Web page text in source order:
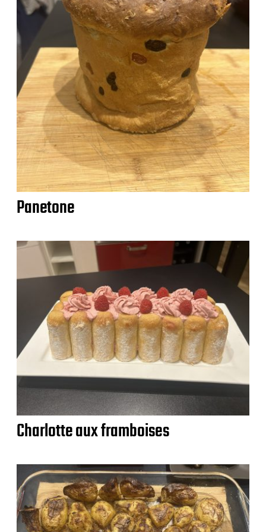
Panetone
Charlotte aux framboises